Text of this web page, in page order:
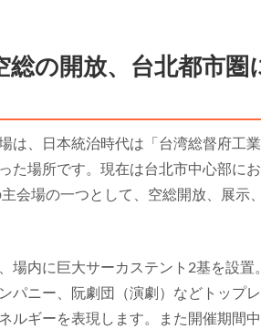
総の開放、台北都市
は、日本統治時代は「台湾総督府工
た場所です。現在は台北市中心部に
会場の一つとして、空総開放、展示
場内に巨大サーカステント2基を設
パニー、阮劇団（演劇）などトップ
ルギーを表現します。また開催期間